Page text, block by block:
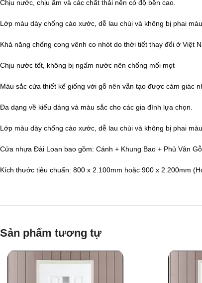
Chịu nước, chịu ẩm và các chất thải nên có độ bền cao.
Lớp màu dày chống cào xước, dễ lau chùi và không bị phai màu
Khả năng chống cong vênh co nhót do thời tiết thay đổi ở Việt
Chịu nước tốt, không bị ngấm nước nên chống mối mọt
Màu sắc cửa thiết kế giống với gỗ nên vẫn tạo được cảm giác
Đa dạng về kiểu dáng và màu sắc cho các gia đình lựa chọn.
Lớp màu dày chống cào xước, dễ lau chùi và không bị phai màu.
Cửa nhựa Đài Loan bao gồm: Cánh + Khung Bao + Phủ Vân Gỗ
Kích thước tiêu chuẩn: 800 x 2.100mm hoặc 900 x 2.200mm
Sản phẩm tương tự